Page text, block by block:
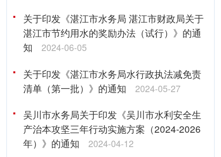
关于印发《湛江市水务局 湛江市财政局关于
湛江市节约用水的奖励办法（试行）》的通
知
2024-06-05
关于印发《湛江市水务局水行政执法减免责
清单（第一批）》的通知
2024-05-27
吴川市水务局关于印发《吴川市水利安全生
产治本攻坚三年行动实施方案（2024-2026
年）》的通知
2024-04-12